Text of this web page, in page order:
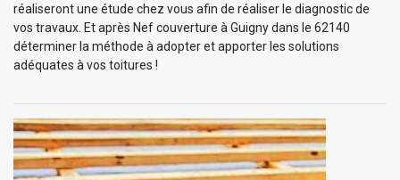
réaliseront une étude chez vous afin de réaliser le diagnostic de
vos travaux. Et après Nef couverture à Guigny dans le 62140
déterminer la méthode à adopter et apporter les solutions
adéquates à vos toitures !